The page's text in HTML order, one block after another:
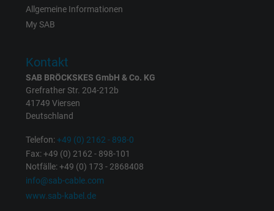
Anbieter
Laufzeit 1 Jahr
Anzeigenausrichtung und
Name pl, Facebook Pixel
Anbieter Facebook Ireland Ltd.
Allgemeine Informationen
My SAB
Kontakt
SAB BRÖCKSKES GmbH & Co. KG
Grefrather Str. 204-212b
41749 Viersen
Deutschland
Telefon:+49 (0) 2162 - 898-0
Fax: +49 (0) 2162 - 898-101
Notfälle: +49 (0) 173 - 2868408
info@sab-cable.com
www.sab-kabel.de